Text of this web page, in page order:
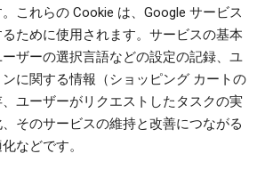
これらの Cookie は、Google サービス
ために使用されます。サービスの基本
ザーの選択言語などの設定の記録、ユ
に関する情報（ショッピング カートの
ユーザーがリクエストしたタスクの実
そのサービスの維持と改善につながる
などです。